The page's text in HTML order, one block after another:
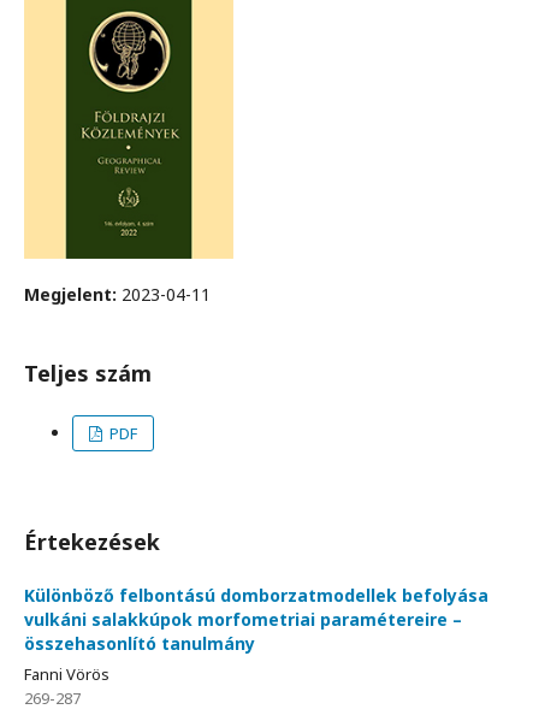
Megjelent: 2023-04-11
Teljes szám
PDF
Értekezések
Különböző felbontású domborzatmodellek befolyása
vulkáni salakkúpok morfometriai paramétereire –
összehasonlító tanulmány
Fanni Vörös
269-287